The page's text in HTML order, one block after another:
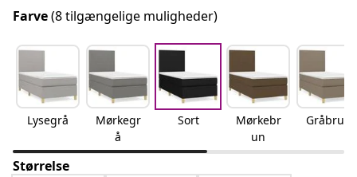
Farve(8 tilgængelige muligheder)
Lysegrå
Mørkegr
å
Sort
Mørkebr
un
Gråbrun
Størrelse